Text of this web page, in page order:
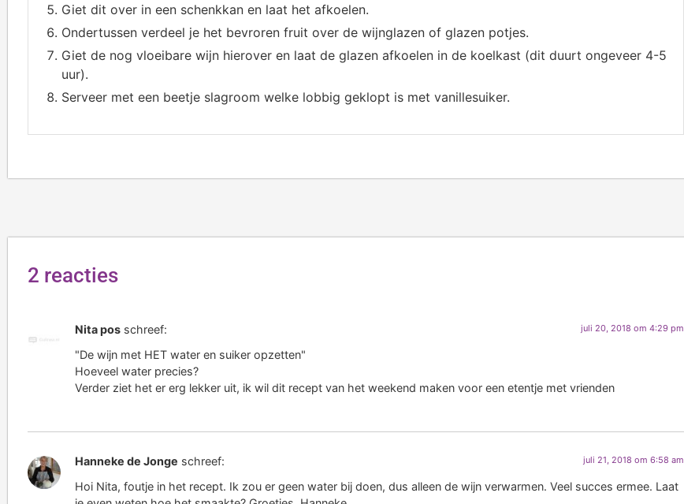
Giet dit over in een schenkkan en laat het afkoelen.
Ondertussen verdeel je het bevroren fruit over de wijnglazen of glazen potjes.
Giet de nog vloeibare wijn hierover en laat de glazen afkoelen in de koelkast (dit duurt ongeveer 4-5
uur).
Serveer met een beetje slagroom welke lobbig geklopt is met vanillesuiker.
2 reacties
Nita pos schreef: juli 20, 2018 om 4:29 pm
"De wijn met HET water en suiker opzetten"
Hoeveel water precies?
Verder ziet het er erg lekker uit, ik wil dit recept van het weekend maken voor een etentje met vrienden
Hanneke de Jonge schreef: juli 21, 2018 om 6:58 am
Hoi Nita, foutje in het recept. Ik zou er geen water bij doen, dus alleen de wijn verwarmen. Veel succes ermee. Laat